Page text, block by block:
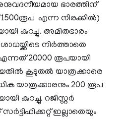
ഭാരത്തിന്
എന്ന നിരക്കില്‍)
കുറച്ചു. അമിതഭാരം
നിര്‍ത്താതെ
20000 രൂപയായി
കൂടുതല്‍ യാത്രക്കാരെ
യാത്രക്കാരനും 200 രൂപ
കുറച്ചു. റജിസ്റ്റര്‍
ഇല്ലാതെയും